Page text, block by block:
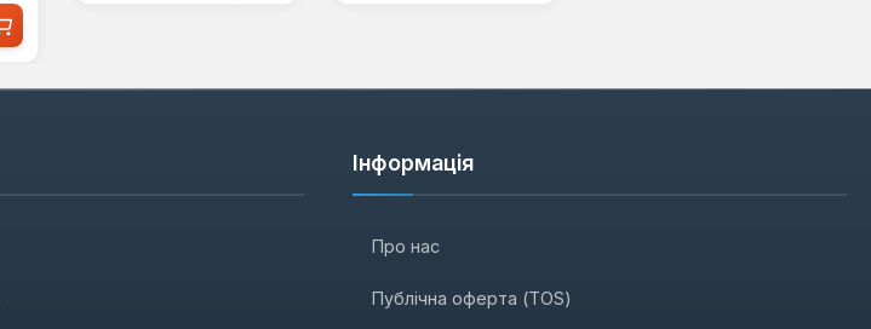
Інформація
Про нас
Публічна оферта (TOS)